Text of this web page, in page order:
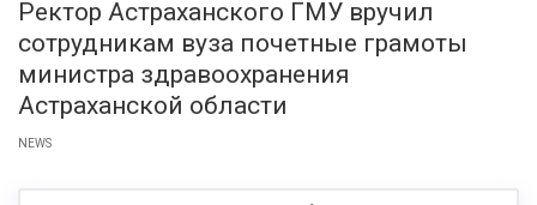
Ректор Астраханского ГМУ вручил
сотрудникам вуза почетные грамоты
министра здравоохранения
Астраханской области
NEWS